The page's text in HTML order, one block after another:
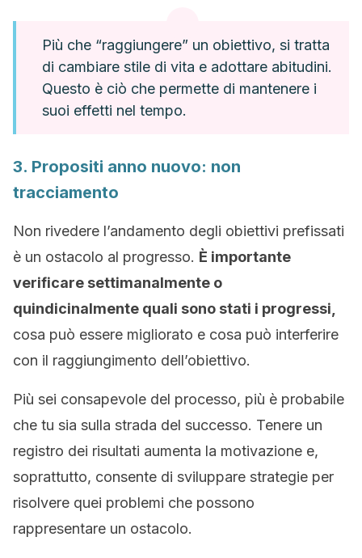
Più che “raggiungere” un obiettivo, si tratta
di cambiare stile di vita e adottare abitudini.
Questo è ciò che permette di mantenere i
suoi effetti nel tempo.
3. Propositi anno nuovo: non
tracciamento
Non rivedere l’andamento degli obiettivi prefissati
è un ostacolo al progresso. È importante
verificare settimanalmente o
quindicinalmente quali sono stati i progressi,
cosa può essere migliorato e cosa può interferire
con il raggiungimento dell’obiettivo.
Più sei consapevole del processo, più è probabile
che tu sia sulla strada del successo. Tenere un
registro dei risultati aumenta la motivazione e,
soprattutto, consente di sviluppare strategie per
risolvere quei problemi che possono
rappresentare un ostacolo.